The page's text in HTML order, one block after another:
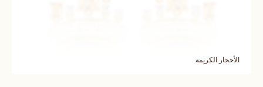
الأحجار الكريمة